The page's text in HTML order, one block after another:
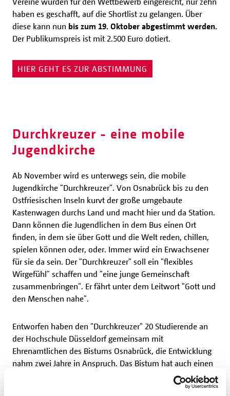
haben es geschafft, auf die Shortlist zu gelangen. Über
diese kann nun bis zum 19. Oktober abgestimmt werden.
Der Publikumspreis ist mit 2.500 Euro dotiert.
HIER GEHT ES ZUR ABSTIMMUNG
Durchkreuzer - eine mobile
Jugendkirche
Ab November wird es unterwegs sein, die mobile
Jugendkirche "Durchkreuzer". Von Osnabrück bis zu den
Ostfriesischen Inseln kurvt der große umgebaute
Kastenwagen durchs Land und macht hier und da Station.
Dann können die Jugendlichen in dem Bus einen Ort
finden, in dem sie über Gott und die Welt reden, chillen,
spielen können oder, oder. Immer wird ein Erwachsener
für sie da sein. Der "Durchkreuzer" soll ein "flexibles
Wirgefühl" schaffen und "eine junge Gemeinschaft
zusammenbringen". Er fährt unter dem Leitwort "Gott und
den Menschen nahe".
Entworfen haben den "Durchkreuzer" 20 Studierende an
der Hochschule Düsseldorf gemeinsam mit
Ehrenamtlichen des Bistums Osnabrück, die Entwicklung
nahm zwei Jahre in Anspruch. Das Bistum hat auch einen
Teil der Kosten übernommen, der andere Teil wird aus
Spenden finanziert. Das Bonifatiuswerk unterstützt den